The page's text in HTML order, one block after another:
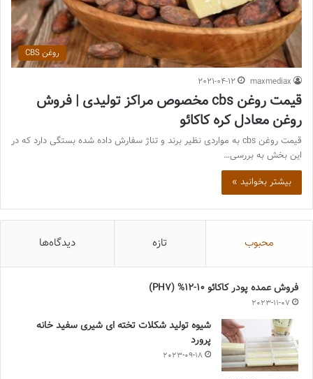
روغن CBS
maxmediax
2021-04-12
قیمت روغن cbs مخصوص مراکز تولیدی | فروش
روغن معادل کره کاکائو
قیمت روغن cbs به مواردی نظیر برند و تناژ سفارش داده شده بستگی دارد که در
این بخش به بررسی…
بیشتر بخوانید »
محبوب تازه دیدگاه‌ها
فروش عمده پودر کاکائو 10-12% (PH7)
2023-11-07
شیوه تولید شکلات تخته ای شیری سفید خانه
پرورد
2023-09-18